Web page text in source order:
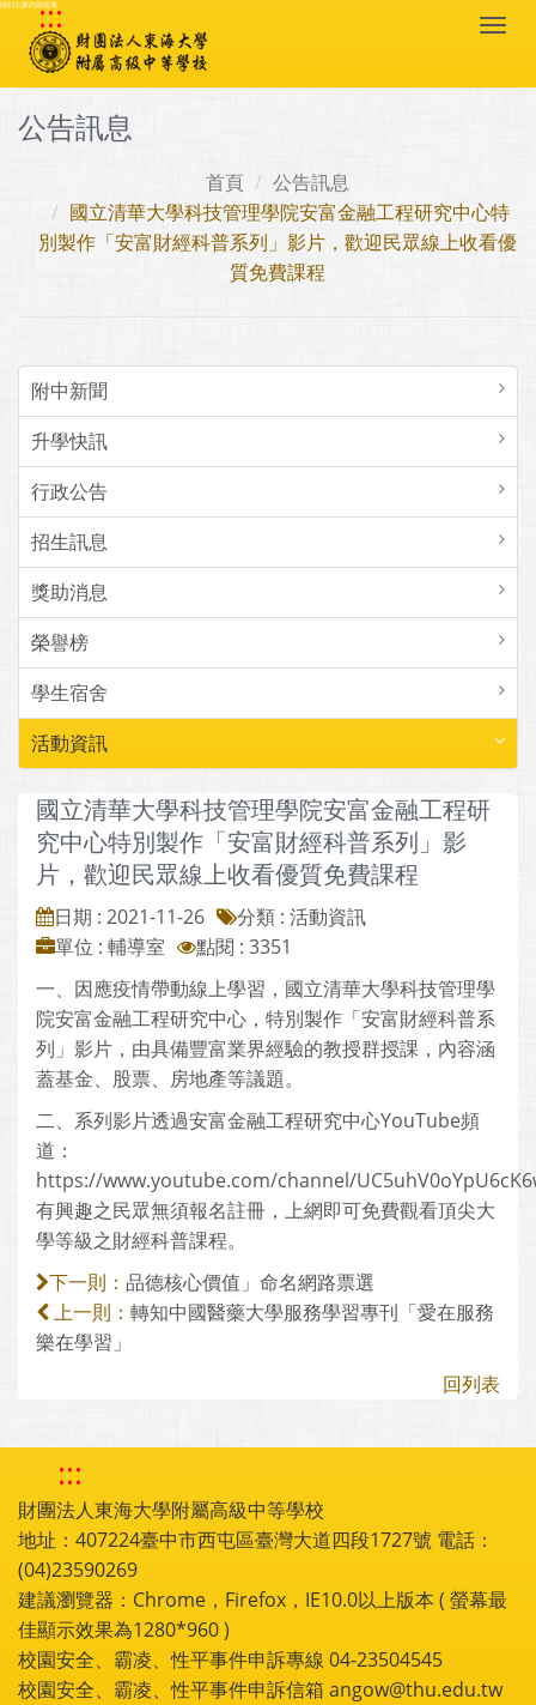
跳到主要內容區塊
:::
公告訊息
首頁
公告訊息
國立清華大學科技管理學院安富金融工程研究中心特
別製作「安富財經科普系列」影片，歡迎民眾線上收看優
質免費課程
附中新聞
升學快訊
行政公告
招生訊息
獎助消息
榮譽榜
學生宿舍
活動資訊
國立清華大學科技管理學院安富金融工程研
究中心特別製作「安富財經科普系列」影
片，歡迎民眾線上收看優質免費課程
日期 : 2021-11-26
分類 : 活動資訊
單位 : 輔導室
點閱 : 3351
一、因應疫情帶動線上學習，國立清華大學科技管理學
院安富金融工程研究中心，特別製作「安富財經科普系
列」影片，由具備豐富業界經驗的教授群授課，內容涵
蓋基金、股票、房地產等議題。
二、系列影片透過安富金融工程研究中心YouTube頻
道：
https://www.youtube.com/channel/
有興趣之民眾無須報名註冊，上網即可免費觀看頂尖大
學等級之財經科普課程。
下一則： 品德核心價值」命名網路票選
上一則： 轉知中國醫藥大學服務學習專刊「愛在服務
樂在學習」
回列表
:::
財團法人東海大學附屬高級中等學校
地址：407224臺中市西屯區臺灣大道四段1727號 電話：
(04)23590269
建議瀏覽器：Chrome，Firefox，IE10.0以上版本 ( 螢幕最
佳顯示效果為1280*960 )
校園安全、霸凌、性平事件申訴專線 04-23504545
校園安全、霸凌、性平事件申訴信箱 angow@thu.edu.tw